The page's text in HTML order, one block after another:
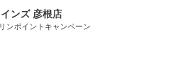
ンズ 彦根店
ンポイントキャンペーン